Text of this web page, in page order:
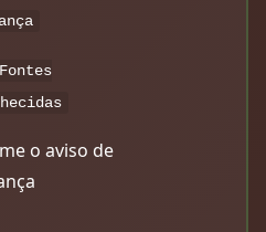
Fontes
o aviso de